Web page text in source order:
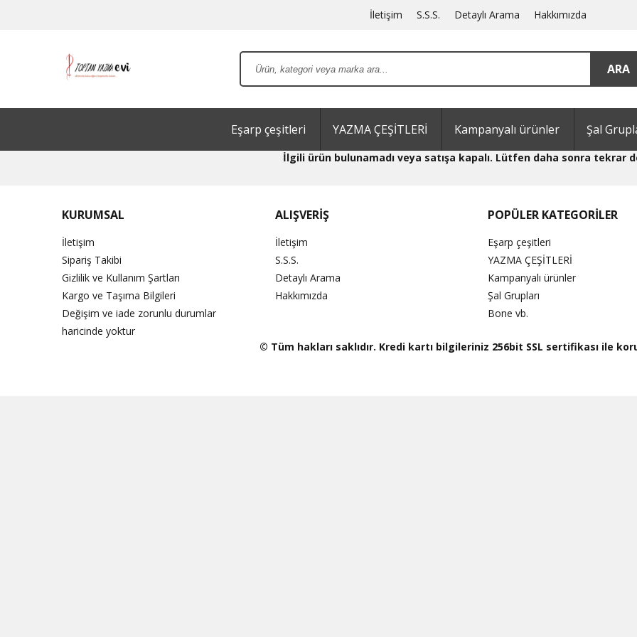
İletişim S.S.S. Detaylı Arama Hakkımızda
Eşarp çeşitleri YAZMA ÇEŞİTLERİ Kampanyalı ürünler Şal
İlgili ürün bulunamadı veya satışa kapalı. Lütfen daha sonra tekrar
KURUMSAL
İletişim
Sipariş Takibi
Gizlilik ve Kullanım Şartları
Kargo ve Taşıma Bilgileri
Değişim ve iade zorunlu durumlar
haricinde yoktur
ALIŞVERİŞ
İletişim
S.S.S.
Detaylı Arama
Hakkımızda
POPÜLER KATEGORİLER
Eşarp çeşitleri
YAZMA ÇEŞİTLERİ
Kampanyalı ürünler
Şal Grupları
Bone vb.
© Tüm hakları saklıdır. Kredi kartı bilgileriniz 256bit SSL sertifikası ile